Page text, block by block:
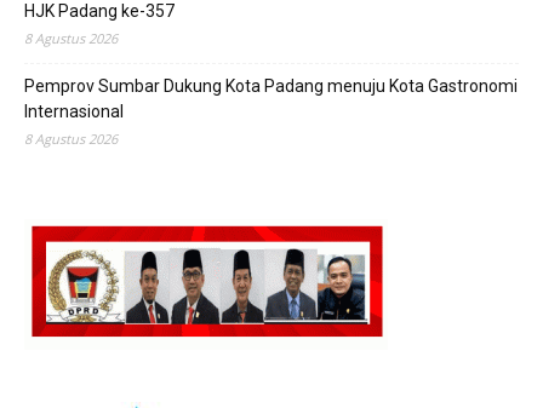
HJK Padang ke-357
8 Agustus 2026
Pemprov Sumbar Dukung Kota Padang menuju Kota Gastronomi
Internasional
8 Agustus 2026